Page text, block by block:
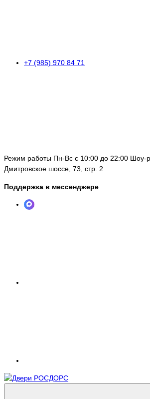
+7 (985) 970 84 71
Режим работы Пн-Вс с 10:00 до 22:00 Шоу-
Дмитровское шоссе, 73, стр. 2
Поддержка в мессенджере